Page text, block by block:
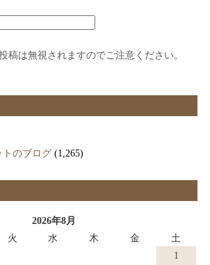
稿は無視されますのでご注意ください。
トのブログ(1,265)
2026年8月
火 水 木 金
土
1